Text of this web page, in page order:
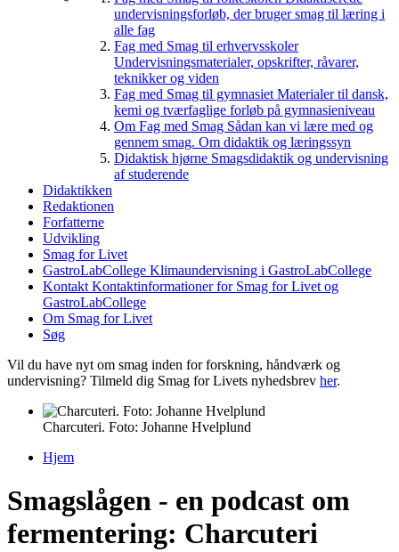
undervisningsforløb, der bruger smag til læring i
alle fag
Fag med Smag til erhvervsskoler
Undervisningsmaterialer, opskrifter, råvarer,
teknikker og viden
Fag med Smag til gymnasiet Materialer til dansk,
kemi og tværfaglige forløb på gymnasieniveau
Om Fag med Smag Sådan kan vi lære med og
gennem smag. Om didaktik og læringssyn
Didaktisk hjørne Smagsdidaktik og undervisning
af studerende
Didaktikken
Redaktionen
Forfatterne
Udvikling
Smag for Livet
GastroLabCollege Klimaundervisning i GastroLabCollege
Kontakt Kontaktinformationer for Smag for Livet og
GastroLabCollege
Om Smag for Livet
Søg
Vil du have nyt om smag inden for forskning, håndværk og
undervisning? Tilmeld dig Smag for Livets nyhedsbrev her.
Charcuteri. Foto: Johanne Hvelplund
Hjem
Smagslågen - en podcast om
fermentering: Charcuteri